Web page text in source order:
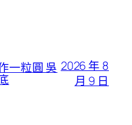
一粒圓 吳 2026 年 8
月 9 日